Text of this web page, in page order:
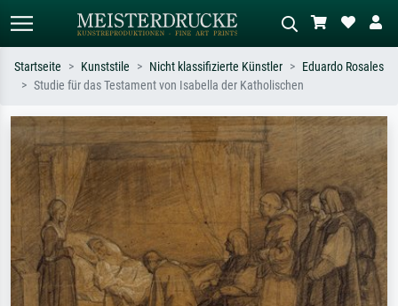
Suchen Sie nach Künstlern, Werktiteln
oder Stilen – z.B. Monet,
Sternennacht, Impressionismus, Welle
Hokusai, Akt.
Beschreiben Sie die Szene – z.B. Grüne
Wiese, Abstrakt mit viel Rot, Dunkles
Ölgemälde, Stehender Akt neben einem
Baum.
Startseite Kunststile Nicht klassifizierte Künstler
Eduardo Rosales
Studie für das Testament von Isabella der Katholischen